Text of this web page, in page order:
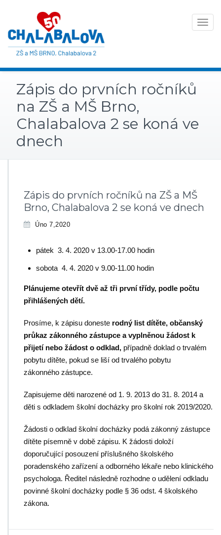
Toggle
Zápis do prvních ročníků
na ZŠ a MŠ Brno,
Chalabalova 2 se koná ve
dnech
Zápis do prvních ročníků na ZŠ a MŠ
Brno, Chalabalova 2 se koná ve dnech
Úno 7,2020
pátek 3. 4. 2020 v 13.00-17.00 hodin
sobota 4. 4. 2020 v 9.00-11.00 hodin
Plánujeme otevřít dvě až tři první třídy, podle počtu
přihlášených dětí.
Prosíme, k zápisu doneste rodný list dítěte, občanský
průkaz zákonného zástupce a vyplněnou žádost k
přijetí nebo žádost o odklad, případně doklad o trvalém
pobytu dítěte, pokud se liší od trvalého pobytu
zákonného zástupce.
Zapisujeme děti narozené od 1. 9. 2013 do 31. 8. 2014 a
děti s odkladem školní docházky pro školní rok 2019/2020.
Žádosti o odklad školní docházky podá zákonný zástupce
dítěte písemně v době zápisu. K žádosti doloží
doporučující posouzení příslušného školského
poradenského zařízení a odborného lékaře nebo klinického
psychologa. Ředitel následně rozhodne o udělení odkladu
povinné školní docházky podle § 36 odst. 4 školského
zákona.